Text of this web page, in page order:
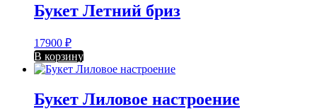
Букет Летний бриз
17900 ₽
В корзину
Букет Лиловое настроение